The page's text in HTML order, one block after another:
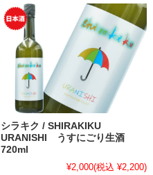
シラキク / SHIRAKIKU
URANISHI うすにごり生酒
720ml
¥2,000(税込 ¥2,200)